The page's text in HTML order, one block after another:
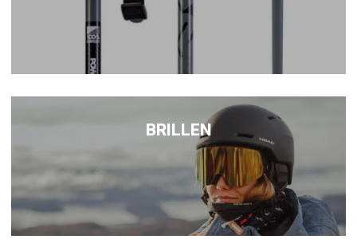
BRILLEN